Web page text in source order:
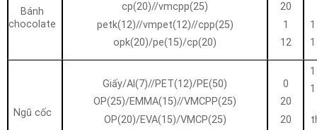
Bánh
chocolate
cp(20)//vmcpp(25)
petk(12)//vmpet(12)//cpp(25)
opk(20)/pe(15)/cp(20)
20
1
12
Ngũ cốc
Giấy/Al(7)//PET(12)/PE(50)
OP(25)/EMMA(15)//VMCPP(25)
OP(20)/EVA(15)/VMCP(25)
0
20
20